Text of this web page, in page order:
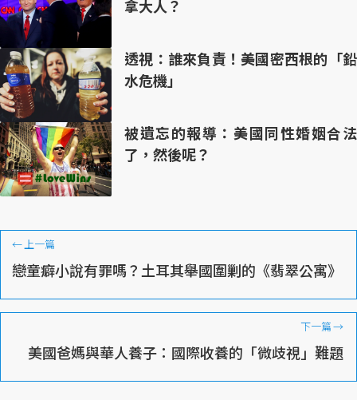
拿大人？
透視：誰來負責！美國密西根的「鉛
水危機」
被遺忘的報導：美國同性婚姻合法
了，然後呢？
←上一篇
戀童癖小說有罪嗎？土耳其舉國圍剿的《翡翠公寓》
下一篇→
美國爸媽與華人養子：國際收養的「微歧視」難題